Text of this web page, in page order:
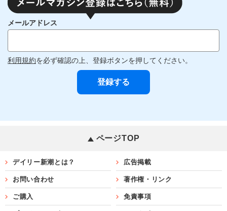
メールアドレス
利用規約を必ず確認の上、登録ボタンを押してください。
ページTOP
デイリー新潮とは？ 広告掲載
お問い合わせ 著作権・リンク
ご購入 免責事項